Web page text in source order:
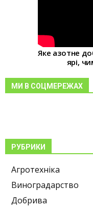
Яке азотне
ярі,
МИ В СОЦМЕРЕЖАХ
РУБРИКИ
Агротехніка
Виноградарство
Добрива